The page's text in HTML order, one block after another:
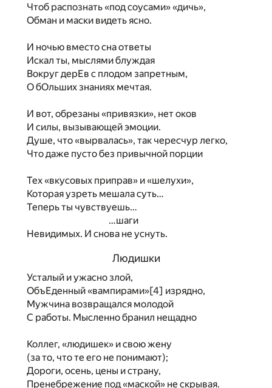
Чтоб распознать «под соусами» «дичь»,
Обман и маски видеть ясно.
И ночью вместо сна ответы
Искал ты, мыслями блуждая
Вокруг дерЕв с плодом запретным,
О бОльших знаниях мечтая.
И вот, обрезаны «привязки», нет оков
И силы, вызывающей эмоции.
Душе, что «вырвалась», так чересчур легко,
Что даже пусто без привычной порции
Тех «вкусовых приправ» и «шелухи»,
Которая узреть мешала суть…
Теперь ты чувствуешь…
…шаги
Невидимых. И снова не уснуть.
Людишки
Усталый и ужасно злой,
ОбъЕденный «вампирами»[4] изрядно,
Мужчина возвращался молодой
С работы. Мысленно бранил нещадно
Коллег, «людишек» и свою жену
(за то, что те его не понимают);
Дороги, осень, цены и страну,
Пренебрежение под «маской» не скрывая.